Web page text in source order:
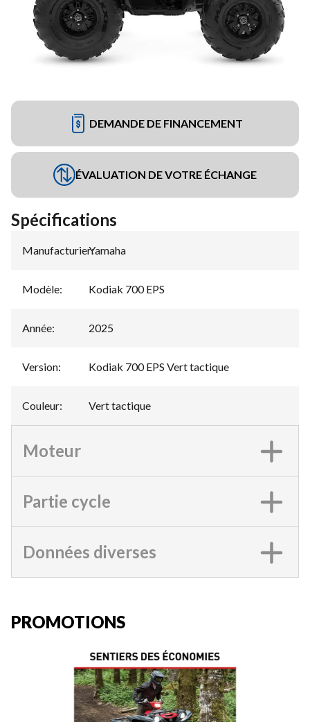
DEMANDE DE FINANCEMENT
ÉVALUATION DE VOTRE ÉCHANGE
Spécifications
Manufacturier:
Yamaha
Modèle: Kodiak 700 EPS
Année: 2025
Version: Kodiak 700 EPS Vert tactique
Couleur: Vert tactique
Moteur
Partie cycle
Données diverses
PROMOTIONS